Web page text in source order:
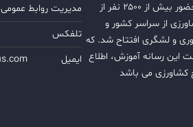
برج میلاد با حضور بیش از ۲۵۰۰ نفر از
از سراسر کشور و
و لشگری افتتاح شد. که
این رسانه آموزش، اطلاع
کشاورزی می باشد
مدیریت روابط عمومی
تلفکس
ایمیل